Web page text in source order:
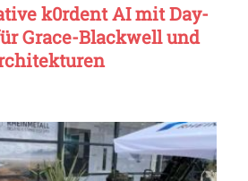
k0rdent AI mit Day-
Grace-Blackwell und